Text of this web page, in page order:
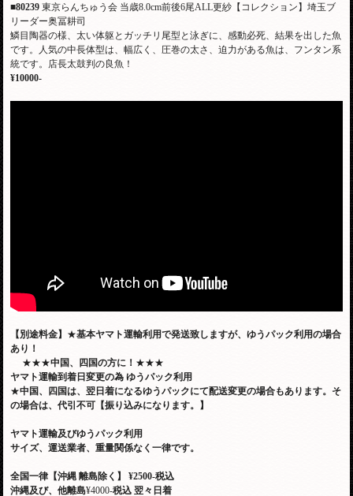
■80239東京らんちゅう会 当歳8.0cm前後6尾ALL更紗【コレクション】埼玉ブ
リーダー奥冨耕司
鱗目陶器の様、太い体躯とガッチリ尾型と泳ぎに、感動必死、結果を出した魚
です。人気の中長体型は、幅広く、圧巻の太さ、迫力がある魚は、フンタン系
統です。店長太鼓判の良魚！
¥10000-
【別途料金】 ★基本ヤマト運輸利用で発送致しますが、ゆうパック利用の場合
あり！
★★★中国、四国の方に！ ★★★
ヤマト運輸到着日変更の為 ゆうパック利用
★中国、四国は、翌日着になるゆうパックにて配送変更の場合もあります。そ
の場合は、代引不可【振り込みになります。】
ヤマト運輸及びゆうパック利用
サイズ、運送業者、重量関係なく一律です。
全国一律【沖縄 離島除く】
¥2500-税込
沖縄及び、他離島¥4000-税込 翌々日着